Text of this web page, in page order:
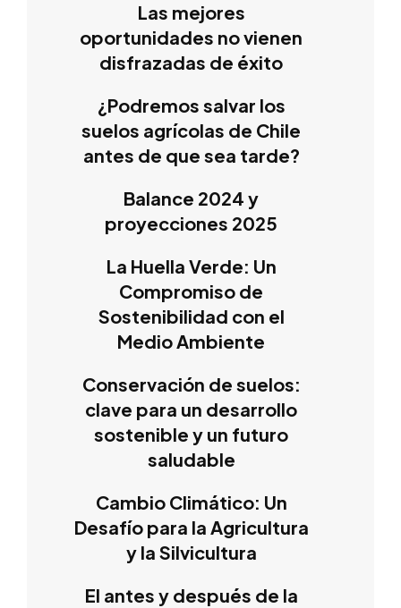
Las mejores
oportunidades no vienen
disfrazadas de éxito
¿Podremos salvar los
suelos agrícolas de Chile
antes de que sea tarde?
Balance 2024 y
proyecciones 2025
La Huella Verde: Un
Compromiso de
Sostenibilidad con el
Medio Ambiente
Conservación de suelos:
clave para un desarrollo
sostenible y un futuro
saludable
Cambio Climático: Un
Desafío para la Agricultura
y la Silvicultura
El antes y después de la